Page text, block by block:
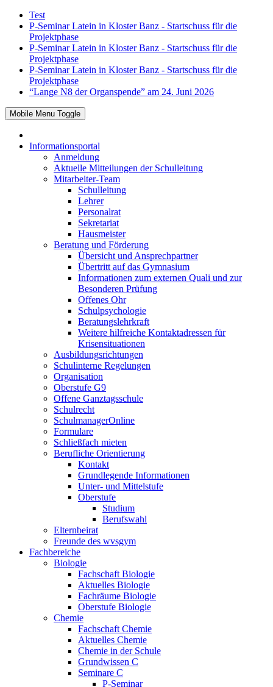
Test
P-Seminar Latein in Kloster Banz - Startschuss für die
Projektphase
P-Seminar Latein in Kloster Banz - Startschuss für die
Projektphase
P-Seminar Latein in Kloster Banz - Startschuss für die
Projektphase
“Lange N8 der Organspende” am 24. Juni 2026
Mobile Menu Toggle
Informationsportal
Anmeldung
Aktuelle Mitteilungen der Schulleitung
Mitarbeiter-Team
Schulleitung
Lehrer
Personalrat
Sekretariat
Hausmeister
Beratung und Förderung
Übersicht und Ansprechpartner
Übertritt auf das Gymnasium
Informationen zum externen Quali und zur
Besonderen Prüfung
Offenes Ohr
Schulpsychologie
Beratungslehrkraft
Weitere hilfreiche Kontaktadressen für
Krisensituationen
Ausbildungsrichtungen
Schulinterne Regelungen
Organisation
Oberstufe G9
Offene Ganztagsschule
Schulrecht
SchulmanagerOnline
Formulare
Schließfach mieten
Berufliche Orientierung
Kontakt
Grundlegende Informationen
Unter- und Mittelstufe
Oberstufe
Studium
Berufswahl
Elternbeirat
Freunde des wvsgym
Fachbereiche
Biologie
Fachschaft Biologie
Aktuelles Biologie
Fachräume Biologie
Oberstufe Biologie
Chemie
Fachschaft Chemie
Aktuelles Chemie
Chemie in der Schule
Grundwissen C
Seminare C
P-Seminar